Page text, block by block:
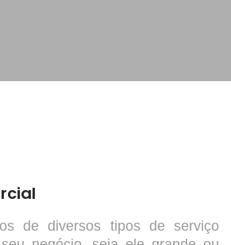
de diversos tipos de serviço